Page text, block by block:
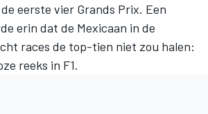
eerste vier Grands Prix. Een
erin dat de Mexicaan in de
races de top-tien niet zou halen:
reeks in F1.